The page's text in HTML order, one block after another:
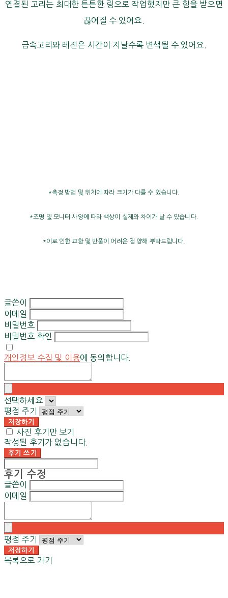
연결된 고리는 최대한 튼튼한 링으로 작업했지만 큰 힘을 받으면
끊어질 수 있어요.
금속고리와 레진은 시간이 지날수록 변색될 수 있어요.
*측정 방법 및 위치에 따라 크기가 다를 수 있습니다.
*조명 및 모니터 사양에 따라 색상이 실제와 차이가 날 수 있습니다.
*이로 인한 교환 및 반품이 어려운 점 양해 부탁드립니다.
글쓴이
이메일
비밀번호
비밀번호 확인
개인정보 수집 및 이용에 동의합니다.
선택하세요
평점 주기
저장하기
사진 후기만 보기
작성된 후기가 없습니다.
후기 쓰기
후기 수정
글쓴이
이메일
평점 주기
저장하기
목록으로 가기